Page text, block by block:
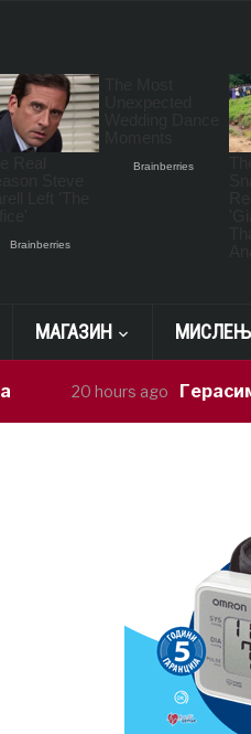
МАГАЗИН
hours ago Герасимовски: